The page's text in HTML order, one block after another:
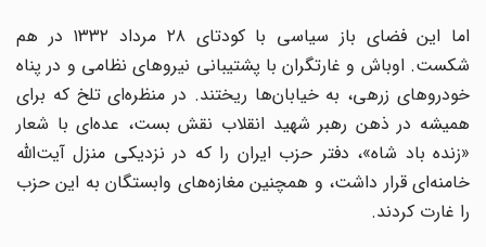
اما این فضای باز سیاسی با کودتای ۲۸ مرداد ۱۳۳۲ در هم
شکست. اوباش و غارتگران با پشتیبانی نیروهای نظامی و در پناه
خودروهای زرهی، به خیابان‌ها ریختند. در منظره‌ای تلخ که برای
همیشه در ذهن رهبر شهید انقلاب نقش بست، عده‌ای با شعار
«زنده باد شاه»، دفتر حزب ایران را که در نزدیکی منزل آیت‌الله
خامنه‌ای قرار داشت، و همچنین مغازه‌های وابستگان به این حزب
را غارت کردند.